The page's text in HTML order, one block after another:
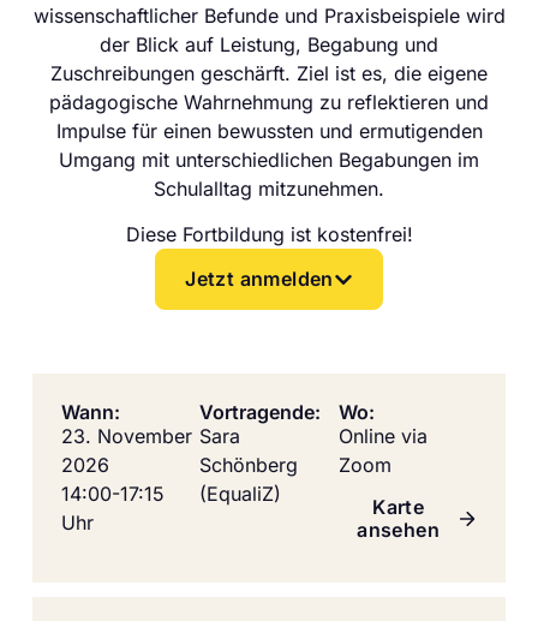
wissenschaftlicher Befunde und Praxisbeispiele wird
der Blick auf Leistung, Begabung und
Zuschreibungen geschärft. Ziel ist es, die eigene
pädagogische Wahrnehmung zu reflektieren und
Impulse für einen bewussten und ermutigenden
Umgang mit unterschiedlichen Begabungen im
Schulalltag mitzunehmen.
Diese Fortbildung ist kostenfrei!
Jetzt anmelden
Wann:
23. November
2026
14:00-17:15
Uhr
Vortragende:
Sara
Schönberg
(EqualiZ)
Wo:
Online via
Zoom
Karte
ansehen